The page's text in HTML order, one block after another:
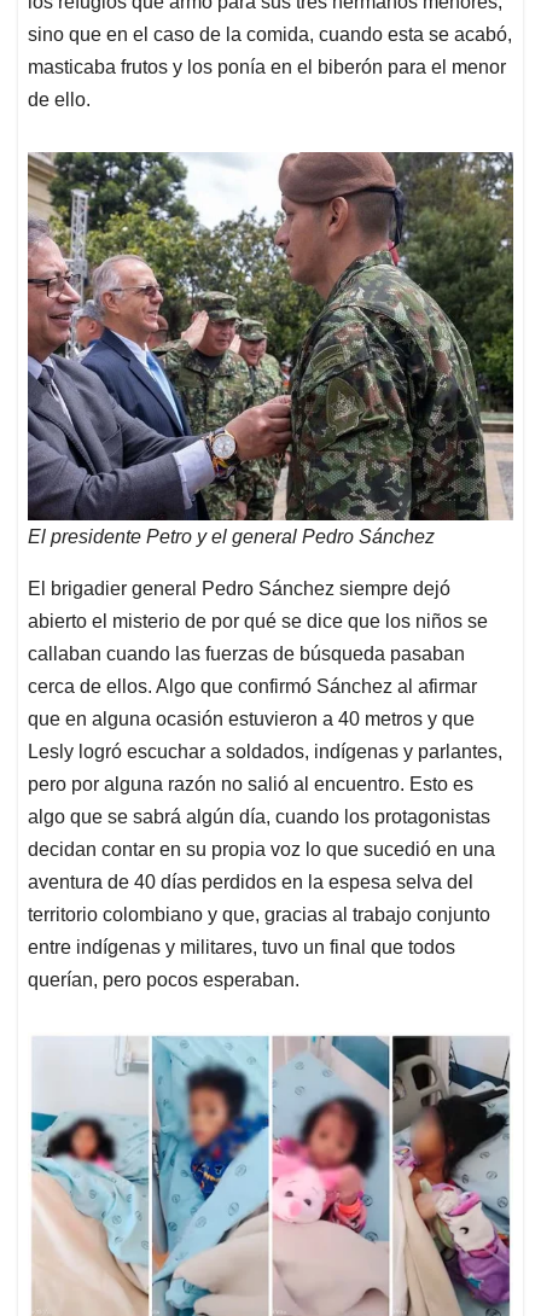
sino que en el caso de la comida, cuando esta se acabó,
masticaba frutos y los ponía en el biberón para el menor
de ello.
El presidente Petro y el general Pedro Sánchez
El brigadier general Pedro Sánchez siempre dejó
abierto el misterio de por qué se dice que los niños se
callaban cuando las fuerzas de búsqueda pasaban
cerca de ellos. Algo que confirmó Sánchez al afirmar
que en alguna ocasión estuvieron a 40 metros y que
Lesly logró escuchar a soldados, indígenas y parlantes,
pero por alguna razón no salió al encuentro. Esto es
algo que se sabrá algún día, cuando los protagonistas
decidan contar en su propia voz lo que sucedió en una
aventura de 40 días perdidos en la espesa selva del
territorio colombiano y que, gracias al trabajo conjunto
entre indígenas y militares, tuvo un final que todos
querían, pero pocos esperaban.